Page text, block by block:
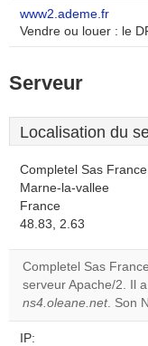
www2.ademe.fr
Vendre ou louer : le
Serveur
Localisation du
Completel Sas France
Marne-la-vallee
France
48.83, 2.63
Completel Sas
serveur Apache/2. Il
ns4.oleane.net. Son
IP: